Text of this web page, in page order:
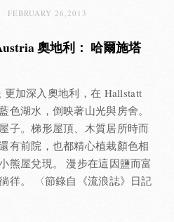
FEBRUARY 26,2013
奧地利： 哈爾施塔
更加深入奧地利，在 Hallstatt
色湖水，倒映著山光與房舍。
子。梯形屋頂、木質居所時而
有前院，也都精心植栽顏色相
熊屋兌現。 漫步在這因鹽而富
徉。 〈節錄自《流浪誌》日記